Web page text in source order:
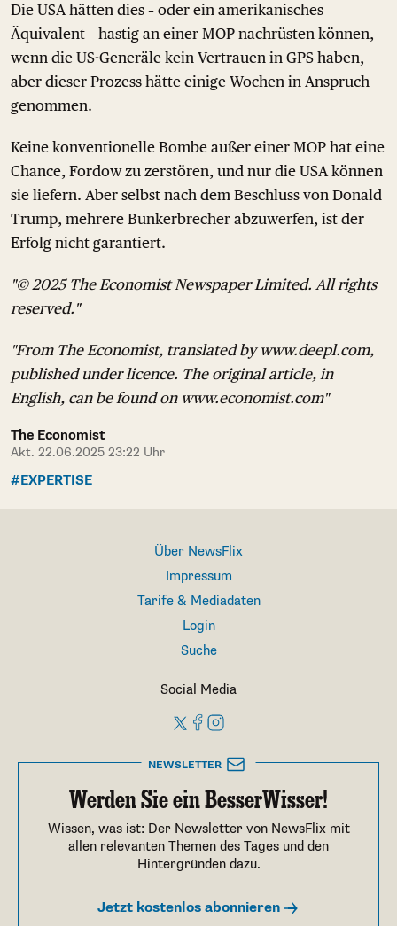
Die USA hätten dies – oder ein amerikanisches
Äquivalent – hastig an einer MOP nachrüsten können,
wenn die US-Generäle kein Vertrauen in GPS haben,
aber dieser Prozess hätte einige Wochen in Anspruch
genommen.
Keine konventionelle Bombe außer einer MOP hat eine
Chance, Fordow zu zerstören, und nur die USA können
sie liefern. Aber selbst nach dem Beschluss von Donald
Trump, mehrere Bunkerbrecher abzuwerfen, ist der
Erfolg nicht garantiert.
"© 2025 The Economist Newspaper Limited. All rights
reserved."
"From The Economist, translated by www.deepl.com,
published under licence. The original article, in
English, can be found on www.economist.com"
The Economist
Akt. 22.06.2025 23:22 Uhr
#EXPERTISE
Über NewsFlix
Impressum
Tarife & Mediadaten
Login
Suche
Social Media
NEWSLETTER
Werden Sie ein BesserWisser!
Wissen, was ist: Der Newsletter von NewsFlix mit
allen relevanten Themen des Tages und den
Hintergründen dazu.
Jetzt kostenlos abonnieren